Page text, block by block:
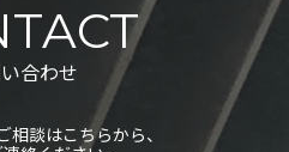
合わせ
相談はこちらから、